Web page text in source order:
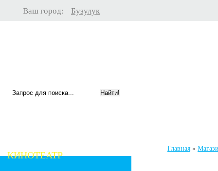
Ваш город: Бузулук
КИНОТЕАТР
Главная »